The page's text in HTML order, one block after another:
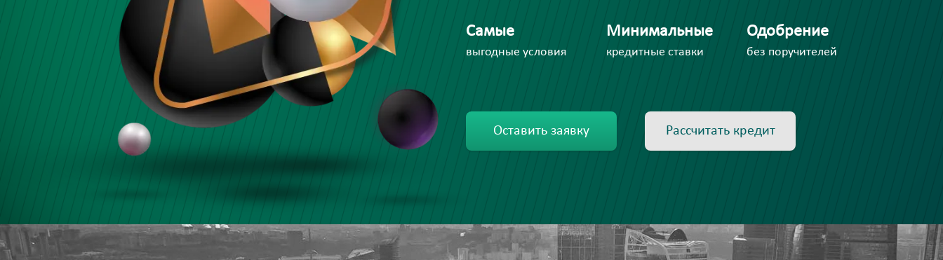
Самые
выгодные условия
Минимальные
кредитные ставки
Одобрение
без поручителей
Оставить заявку Рассчитать кредит